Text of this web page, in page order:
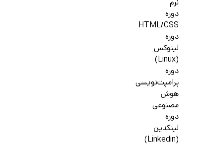
نرم
دوره
HTML/CSS
دوره
لینوکس
(Linux)
دوره
پرامپت‌نویسی
هوش
مصنوعی
دوره
لینکدین
(Linkedin)